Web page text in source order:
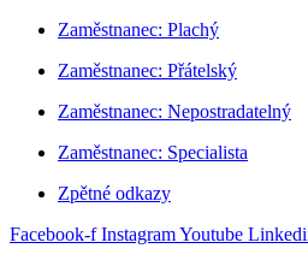
Zaměstnanec: Plachý
Zaměstnanec: Přátelský
Zaměstnanec: Nepostradatelný
Zaměstnanec: Specialista
Zpětné odkazy
Facebook-f InstagramYoutube